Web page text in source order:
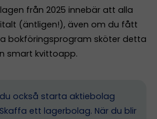
från 2025 innebär att alla
(äntligen!), även om du fått
bokföringsprogram sköter detta
smart kvittoapp.
också starta aktiebolag
ett lagerbolag. När du blir